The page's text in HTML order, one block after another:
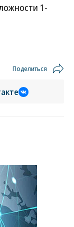
1-
Поделиться